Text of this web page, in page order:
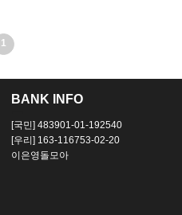
1
BANK INFO
[국민] 483901-01-192540
[우리] 163-116753-02-20
이은영돌모아